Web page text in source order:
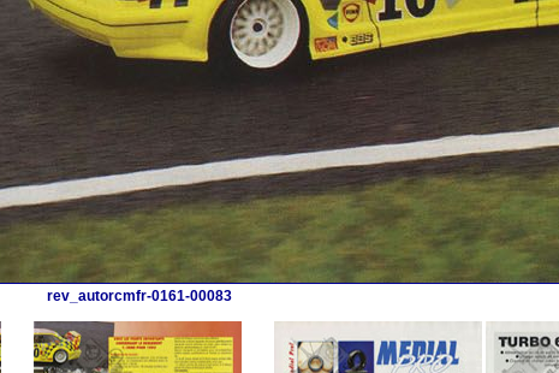
rev_autorcmfr-0161-00083